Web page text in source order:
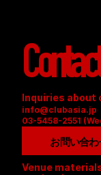
Contact
Inquiries about
info@clubasia.jp
03-5458-2551
お問い合
Venue